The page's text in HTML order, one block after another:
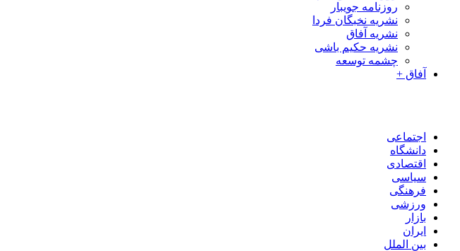
روزنامه جویبار
نشریه نخبگان فردا
نشریه آفاق
نشریه حکیم باشی
چشمه توسعه
آفاق +
اجتماعی
دانشگاه
اقتصادی
سیاسی
فرهنگی
ورزشی
بازار
ایران
بین الملل